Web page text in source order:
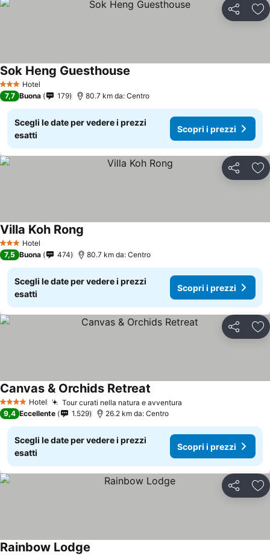
Condividi
3 StelleHotel
Sok Heng Guesthouse
7,7 Buona 179 80.7 km da: Centro
Scegli le date per vedere i prezzi
esatti
Scopri i prezzi
Condividi
3 StelleHotel
Villa Koh Rong
7,5 Buona 474 80.7 km da: Centro
Scegli le date per vedere i prezzi
esatti
Scopri i prezzi
Condividi
4 Stelle Hotel Tour curati nella natura e avventura
Canvas & Orchids Retreat
9,4 Eccellente 1.529 26.2 km da: Centro
Scegli le date per vedere i prezzi
esatti
Scopri i prezzi
Condividi
Rainbow Lodge